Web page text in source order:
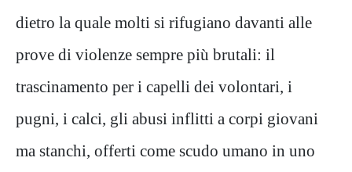
dietro la quale molti si rifugiano davanti alle
prove di violenze sempre più brutali: il
trascinamento per i capelli dei volontari, i
pugni, i calci, gli abusi inflitti a corpi giovani
ma stanchi, offerti come scudo umano in uno